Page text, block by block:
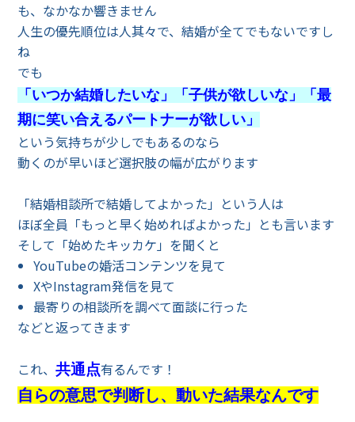
も、なかなか響きません
人生の優先順位は人其々で、結婚が全てでもないですし
ね
でも
「いつか結婚したいな」「子供が欲しいな」「最
期に笑い合えるパートナーが欲しい」
という気持ちが少しでもあるのなら
動くのが早いほど選択肢の幅が広がります
「結婚相談所で結婚してよかった」という人は
ほぼ全員「もっと早く始めればよかった」とも言います
そして「始めたキッカケ」を聞くと
YouTubeの婚活コンテンツを見て
XやInstagram発信を見て
最寄りの相談所を調べて面談に行った
などと返ってきます
これ、共通点有るんです！
自らの意思で判断し、動いた結果なんです